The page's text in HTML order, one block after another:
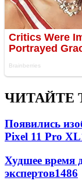
ЧИТАЙТЕ
Появились
Pixel 11 Pro XL
Худшее время
экспертов1486